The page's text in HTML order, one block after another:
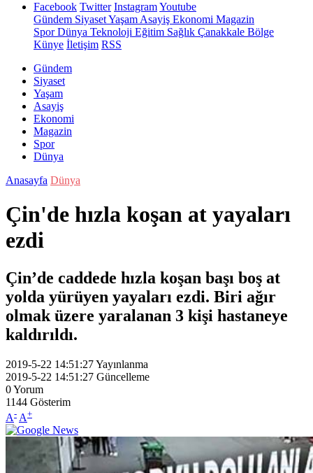
Facebook Twitter InstagramYoutube
Gündem SiyasetYaşam Asayiş Ekonomi Magazin
SporDünya Teknoloji Eğitim Sağlık Çanakkale Bölge
Künye İletişim RSS
Gündem
Siyaset
Yaşam
Asayiş
Ekonomi
Magazin
Spor
Dünya
Anasayfa Dünya
Çin'de hızla koşan at yayaları
ezdi
Çin’de caddede hızla koşan başı boş at
yolda yürüyen yayaları ezdi. Biri ağır
olmak üzere yaralanan 3 kişi hastaneye
kaldırıldı.
2019-5-22 14:51:27Yayınlanma
2019-5-22 14:51:27 Güncelleme
0Yorum
1144 Gösterim
A- A+